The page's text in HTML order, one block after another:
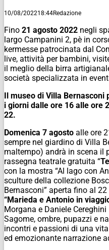
10/08/202218:44Redazione
Fino 21 agosto 2022 negli
largo Campanini 2, pè in
kermesse patrocinata dal
live, attività per bambini,
il meglio della birra
società specializzata in
Il museo di Villa Bernasconi
i giorni dalle ore 16 alle ore
22.
Domenica 7 agosto alle ore
sempre nel giardino di Villa
maltempo) andrà in scena il
rassegna teatrale gratuita “
con la mostra “Al lago con
sculture della collezione
Bernasconi” aperta fino al
“Marieda e Antonio in
Morgana e Daniele Cereghini
Sagome, ombre, pupazzi e
incontri e passioni di una
ed emozionante narrazione